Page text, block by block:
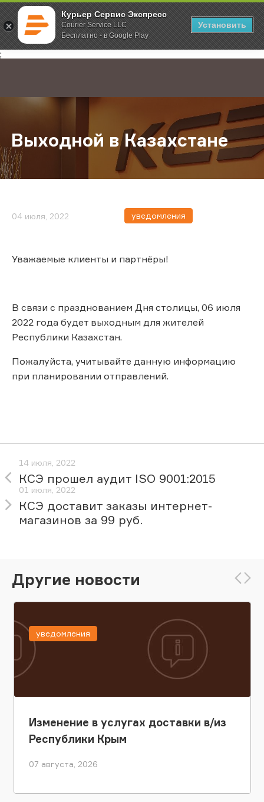
Курьер Сервис Экспресс
Courier Service LLC
Бесплатно - в Google Play
Установить
;
Главная О компании Новости Выходной в Казахстане
Выходной в Казахстане
04 июля, 2022 уведомления
Уважаемые клиенты и партнёры!
В связи с празднованием Дня столицы, 06 июля
2022 года будет выходным для жителей
Республики Казахстан.
Пожалуйста, учитывайте данную информацию
при планировании отправлений.
14 июля, 2022
КСЭ прошел аудит ISO 9001:2015
01 июля, 2022
КСЭ доставит заказы интернет-
магазинов за 99 руб.
Другие новости
Изменение в услугах доставки в/из
Республики Крым
07 августа, 2026
уведомления